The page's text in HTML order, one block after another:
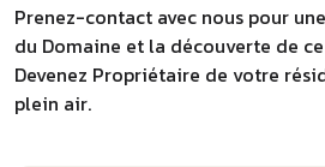
Prenez-contact avec nous pour
du Domaine et la découverte de
Devenez Propriétaire de votre
plein air.